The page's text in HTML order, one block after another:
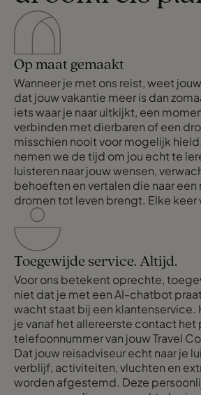
Op maat gemaakt
Wanneer je met ons reist, weet
dat jouw vakantie meer is dan
iets waar je naar uitkijkt, een
verbinden met dierbaren of een
misschien nooit voor mogelijk
nemen we de tijd om jou echt te
luisteren naar jouw wensen,
behoeften en vertalen die naar een
dromen tot leven brengt. Elke keer
Toegewijde service. Altijd.
Voor ons betekent oprechte,
niet dat je met een AI-chatbot
wacht staat bij een
je vanaf het allereerste contact het
telefoonnummer van jouw Travel
Dat jouw reisadviseur echt naar je
verblijf, activiteiten, vluchten en
worden afgestemd. Deze